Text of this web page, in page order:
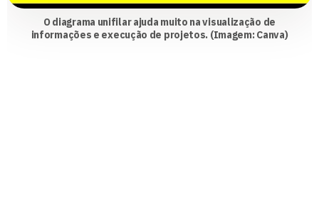
O diagrama unifilar ajuda muito na visualização de
informações e execução de projetos. (Imagem: Canva)